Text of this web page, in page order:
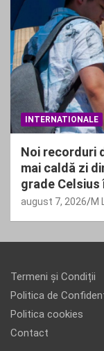
INTERNATIONALE
Noi recorduri
mai caldă zi
grade Celsius
august 7, 2026 M
Termeni și Condiții
Politica de
Politica cookies
Contact